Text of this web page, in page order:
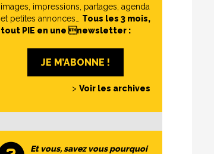
images, impressions, partages, agenda
et petites annonces… Tous les 3 mois,
tout PIE en une newsletter :
JE M’ABONNE !
> Voir les archives
Et vous, savez vous pourquoi